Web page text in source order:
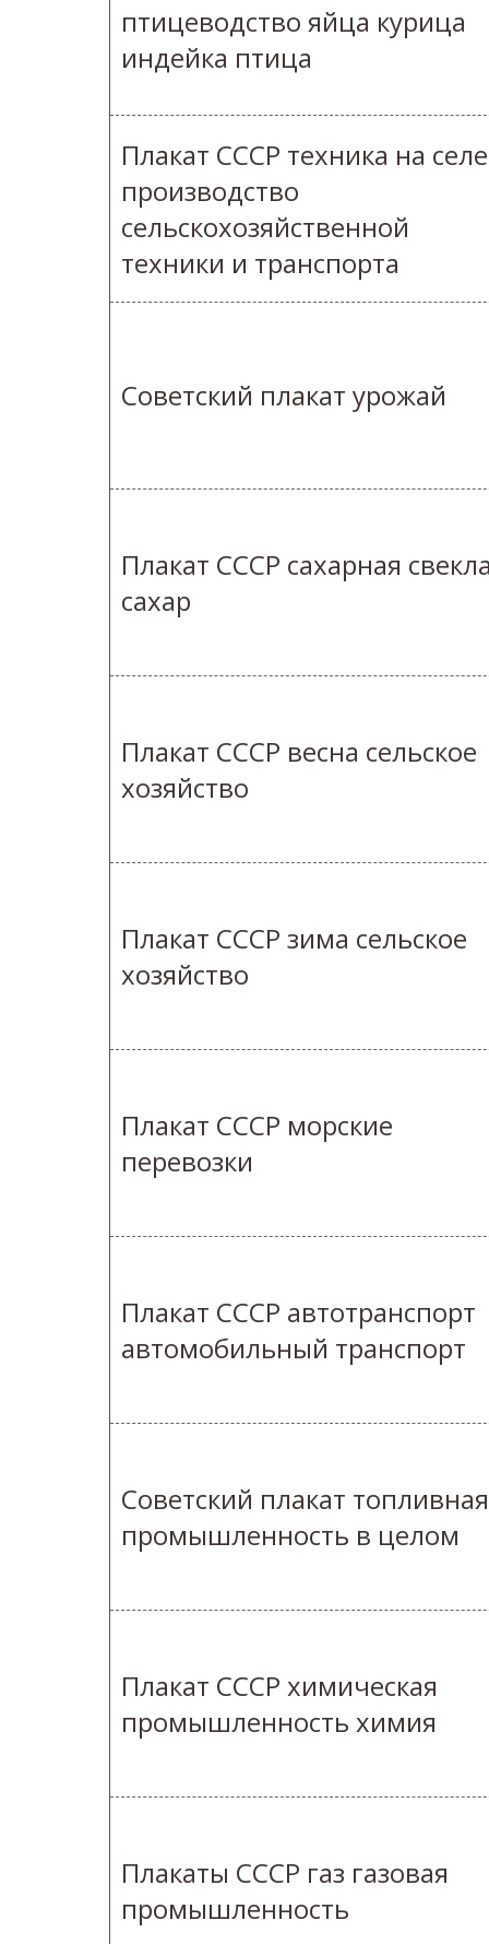
птицеводство яйца курица
индейка птица
Плакат СССР техника на селе
производство
сельскохозяйственной
техники и транспорта
Советский плакат урожай
Плакат СССР сахарная
сахар
Плакат СССР весна сельское
хозяйство
Плакат СССР зима сельское
хозяйство
Плакат СССР морские
перевозки
Плакат СССР автотранспорт
автомобильный транспорт
Советский плакат топливная
промышленность в целом
Плакат СССР химическая
промышленность химия
Плакаты СССР газ газовая
промышленность